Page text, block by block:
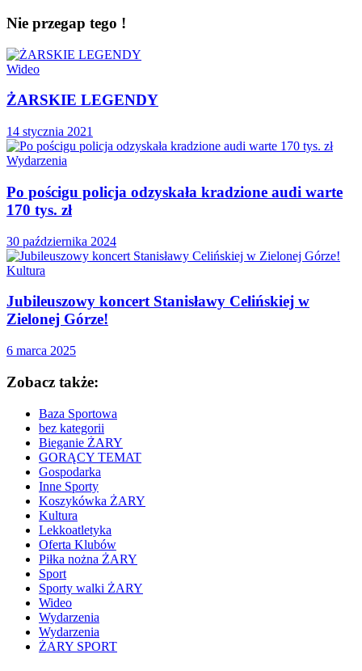
Nie przegap tego !
Wideo
ŻARSKIE LEGENDY
14 stycznia 2021
Wydarzenia
Po pościgu policja odzyskała kradzione audi warte
170 tys. zł
30 października 2024
Kultura
Jubileuszowy koncert Stanisławy Celińskiej w
Zielonej Górze!
6 marca 2025
Zobacz także:
Baza Sportowa
bez kategorii
Bieganie ŻARY
GORĄCY TEMAT
Gospodarka
Inne Sporty
Koszykówka ŻARY
Kultura
Lekkoatletyka
Oferta Klubów
Piłka nożna ŻARY
Sport
Sporty walki ŻARY
Wideo
Wydarzenia
Wydarzenia
ŻARY SPORT